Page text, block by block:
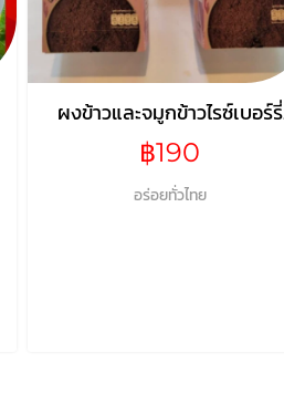
ผงข้าวและจมูกข้าวไรซ์เบอร์รี่
ผสมงาดำพร้อมชง ขนาด 225
กรัม (15 กรัม x 15 ซอง)
฿190
อร่อยทั่วไทย